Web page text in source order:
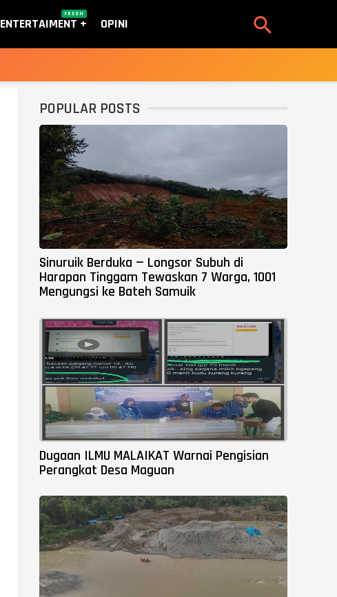
ENTERTAIMENT
FRESH
OPINI 
POPULAR POSTS
Sinuruik Berduka — Longsor Subuh di
Harapan Tinggam Tewaskan 7 Warga, 1001
Mengungsi ke Bateh Samuik
Dugaan ILMU MALAIKAT Warnai Pengisian
Perangkat Desa Maguan